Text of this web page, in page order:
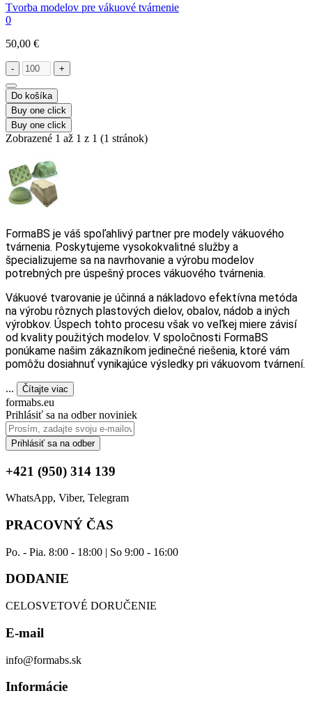
Tvorba modelov pre vákuové tvárnenie
0
50,00 €
- +
Do košíka
Buy one click
Buy one click
Zobrazené 1 až 1 z 1 (1 stránok)
FormaBS je váš spoľahlivý partner pre modely vákuového
tvárnenia. Poskytujeme vysokokvalitné služby a
špecializujeme sa na navrhovanie a výrobu modelov
potrebných pre úspešný proces vákuového tvárnenia.
Vákuové tvarovanie je účinná a nákladovo efektívna metóda
na výrobu rôznych plastových dielov, obalov, nádob a iných
výrobkov. Úspech tohto procesu však vo veľkej miere závisí
od kvality použitých modelov. V spoločnosti FormaBS
ponúkame našim zákazníkom jedinečné riešenia, ktoré vám
pomôžu dosiahnuť vynikajúce výsledky pri vákuovom tvárnení.
... Čítajte viac
formabs.eu
Prihlásiť sa na odber noviniek
Prihlásiť sa na odber
+421 (950) 314 139
WhatsApp, Viber, Telegram
PRACOVNÝ ČAS
Po. - Pia. 8:00 - 18:00 | So 9:00 - 16:00
DODANIE
CELOSVETOVÉ DORUČENIE
E-mail
info@formabs.sk
Informácie